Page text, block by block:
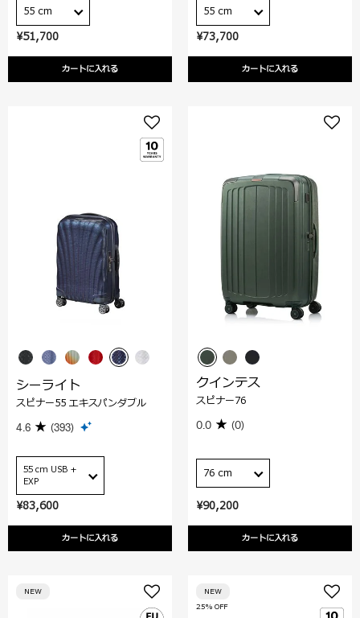
¥51,700
カートに入れる
55 cm
¥73,700
カートに入れる
55 cm
¥83,600
カートに入れる
シーライト
スピナー55 エキスパンダブル
4.6 (393)
55 cm USB +
EXP
¥90,200
カートに入れる
クインテス
スピナー76
0.0 (0)
76 cm
NEW
25% OFF
NEW